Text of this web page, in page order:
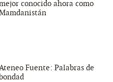
conocido ahora como
Fuente: Palabras de